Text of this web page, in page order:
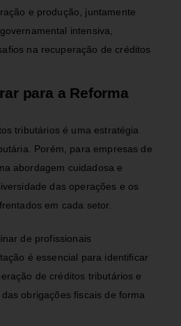
e produção, juntamente
intensiva,
na recuperação de créditos
para a Reforma
tributários é uma estratégia
Porém, para empresas de
abordagem cuidadosa e
das operações e os
em cada setor.
de profissionais
é essencial para identificar
de créditos tributários e
obrigações fiscais de forma